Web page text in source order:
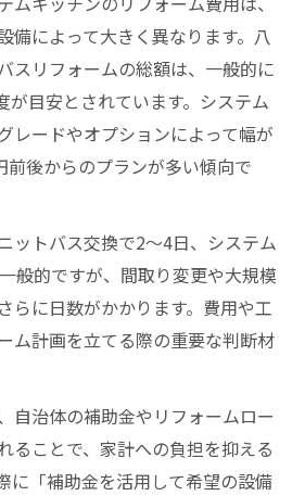
備によって大きく異なります。八
スリフォームの総額は、一般的に
が目安とされています。システム
レードやオプションによって幅が
前後からのプランが多い傾向で
ットバス交換で2～4日、システム
般的ですが、間取り変更や大規模
らに日数がかかります。費用や工
ム計画を立てる際の重要な判断材
自治体の補助金やリフォームロー
ることで、家計への負担を抑える
に「補助金を活用して希望の設備